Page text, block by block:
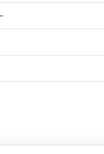
発 - LLMを活用したQastAI
■開発環境言語：
GCP/Azure/MySQL/
、デザイナーが一丸となっ
全性の高い環境が整ってお
プロトタイプ開発業
ア：フルリモート最低稼働日数
ケーションを開発してい
用いただく想定です。 複数
きます。 ■精算：140～
ポート
AIエンジニ